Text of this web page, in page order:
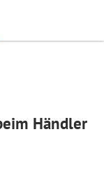
Search
Händler